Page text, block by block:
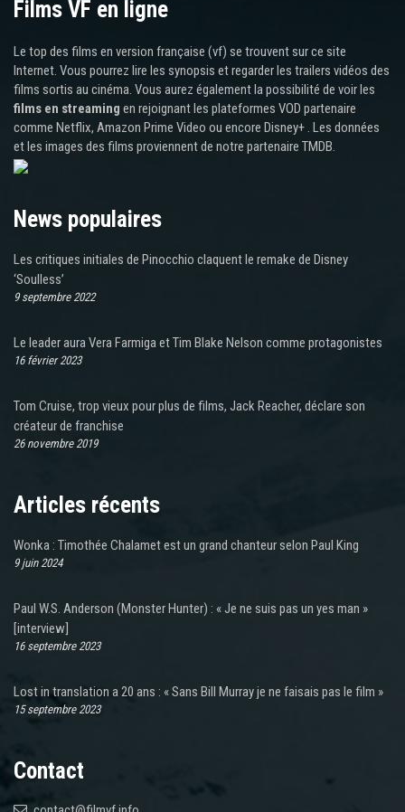
Films VF en ligne
Le top des films en version française (vf) se trouvent sur ce site
Internet. Vous pourrez lire les synopsis et regarder les trailers vidéos des
films sortis au cinéma. Vous aurez également la possibilité de voir les
films en streaming en rejoignant les plateformes VOD partenaire
comme Netflix, Amazon Prime Video ou encore Disney+ . Les données
et les images des films proviennent de notre partenaire TMDB.
News populaires
Les critiques initiales de Pinocchio claquent le remake de Disney
‘Soulless’
9 septembre 2022
Le leader aura Vera Farmiga et Tim Blake Nelson comme protagonistes
16 février 2023
Tom Cruise, trop vieux pour plus de films, Jack Reacher, déclare son
créateur de franchise
26 novembre 2019
Articles récents
Wonka : Timothée Chalamet est un grand chanteur selon Paul King
9 juin 2024
Paul W.S. Anderson (Monster Hunter) : « Je ne suis pas un yes man »
[interview]
16 septembre 2023
Lost in translation a 20 ans : « Sans Bill Murray je ne faisais pas le film »
15 septembre 2023
Contact